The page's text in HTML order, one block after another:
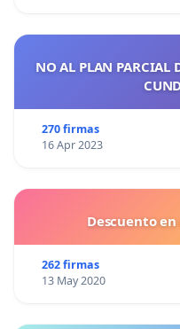
NO AL PLAN PARCIAL
270 firmas
16 Apr 2023
Descuento
262 firmas
13 May 2020